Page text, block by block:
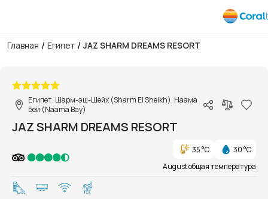
Главная / Египет / JAZ SHARM DREAMS RESORT
Египет, Шарм-эш-Шейх (Sharm El Sheikh), Наама
Бей (Naama Bay)
JAZ SHARM DREAMS RESORT
35 °C
30 °C
August общая температура